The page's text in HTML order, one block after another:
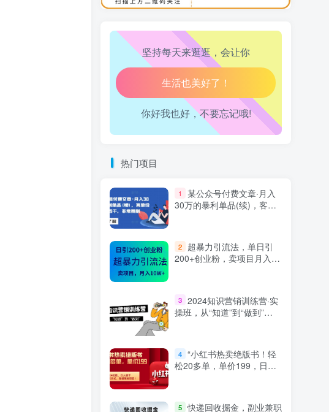
坚持每天来逛逛，会让你
腰也不酸了！
工作也轻松了！
你好我也好，不要忘记哦!
热门项目
1
某公众号付费文章·月入
30万的暴利单品(续)，客单
2
超暴力引流法，单日引
200+创业粉，卖项目月入10
3 2024知识营销训练营·实
操班，从“知道”到“做到”
4 “小红书热卖绝版书！轻
松20多单，单价199，日入
5 快递回收掘金，副业兼职